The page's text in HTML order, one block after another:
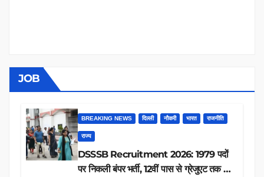
JOB
BREAKING NEWS दिल्ली नौकरी भारत राजनीति
राज्य
DSSSB Recruitment 2026: 1979 पदों
पर निकली बंपर भर्ती, 12वीं पास से ग्रेजुएट तक करें